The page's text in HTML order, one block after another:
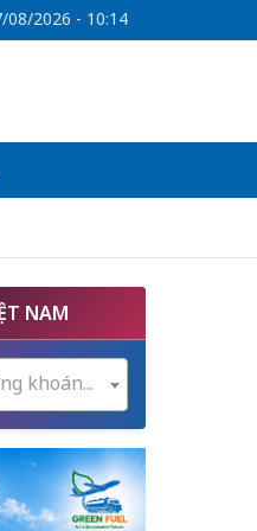
08/2026 - 10:14
NAM
khoán...